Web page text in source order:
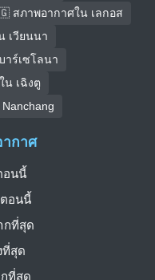
สภาพอากาศใน เลกอส
เวียนนา
ร์เซโลนา
เฉิงตู
กาศ
อนนี้
อนนี้
กที่สุด
ที่สุด
ที่สุด